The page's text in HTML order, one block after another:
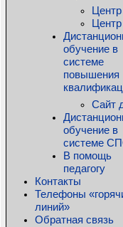
обучение в
системе
повышения
Сайт
обучение в
системе
В помощь
педагогу
Контакты
Телефоны
линий»
Обратная связь